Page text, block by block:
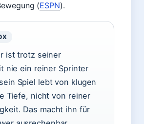
(ESPN).
ist trotz seiner
nie ein reiner Sprinter
Spiel lebt von klugen
Tiefe, nicht von reiner
Das macht ihn für